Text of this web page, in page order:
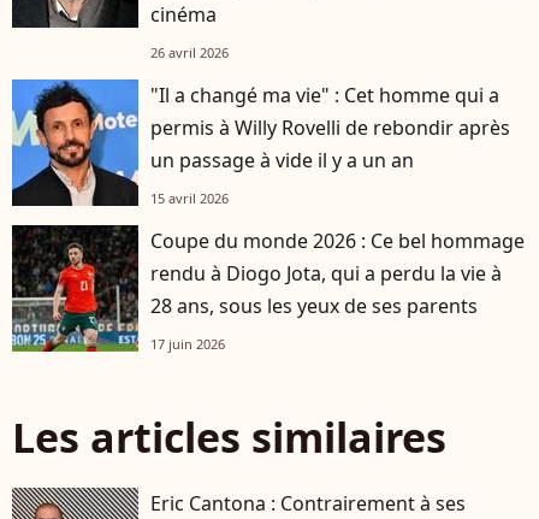
cinéma
26 avril 2026
"Il a changé ma vie" : Cet homme qui a
permis à Willy Rovelli de rebondir après
un passage à vide il y a un an
15 avril 2026
Coupe du monde 2026 : Ce bel hommage
rendu à Diogo Jota, qui a perdu la vie à
28 ans, sous les yeux de ses parents
17 juin 2026
Les articles similaires
Eric Cantona : Contrairement à ses